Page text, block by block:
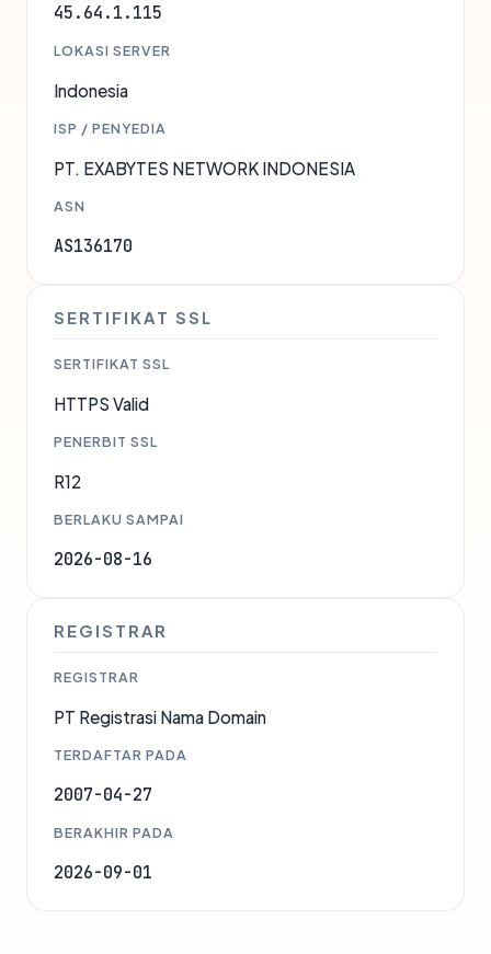
45.64.1.115
LOKASI SERVER
Indonesia
ISP / PENYEDIA
PT. EXABYTES NETWORK INDONESIA
ASN
AS136170
SERTIFIKAT SSL
SERTIFIKAT SSL
HTTPS Valid
PENERBIT SSL
R12
BERLAKU SAMPAI
2026-08-16
REGISTRAR
REGISTRAR
PT Registrasi Nama Domain
TERDAFTAR PADA
2007-04-27
BERAKHIR PADA
2026-09-01